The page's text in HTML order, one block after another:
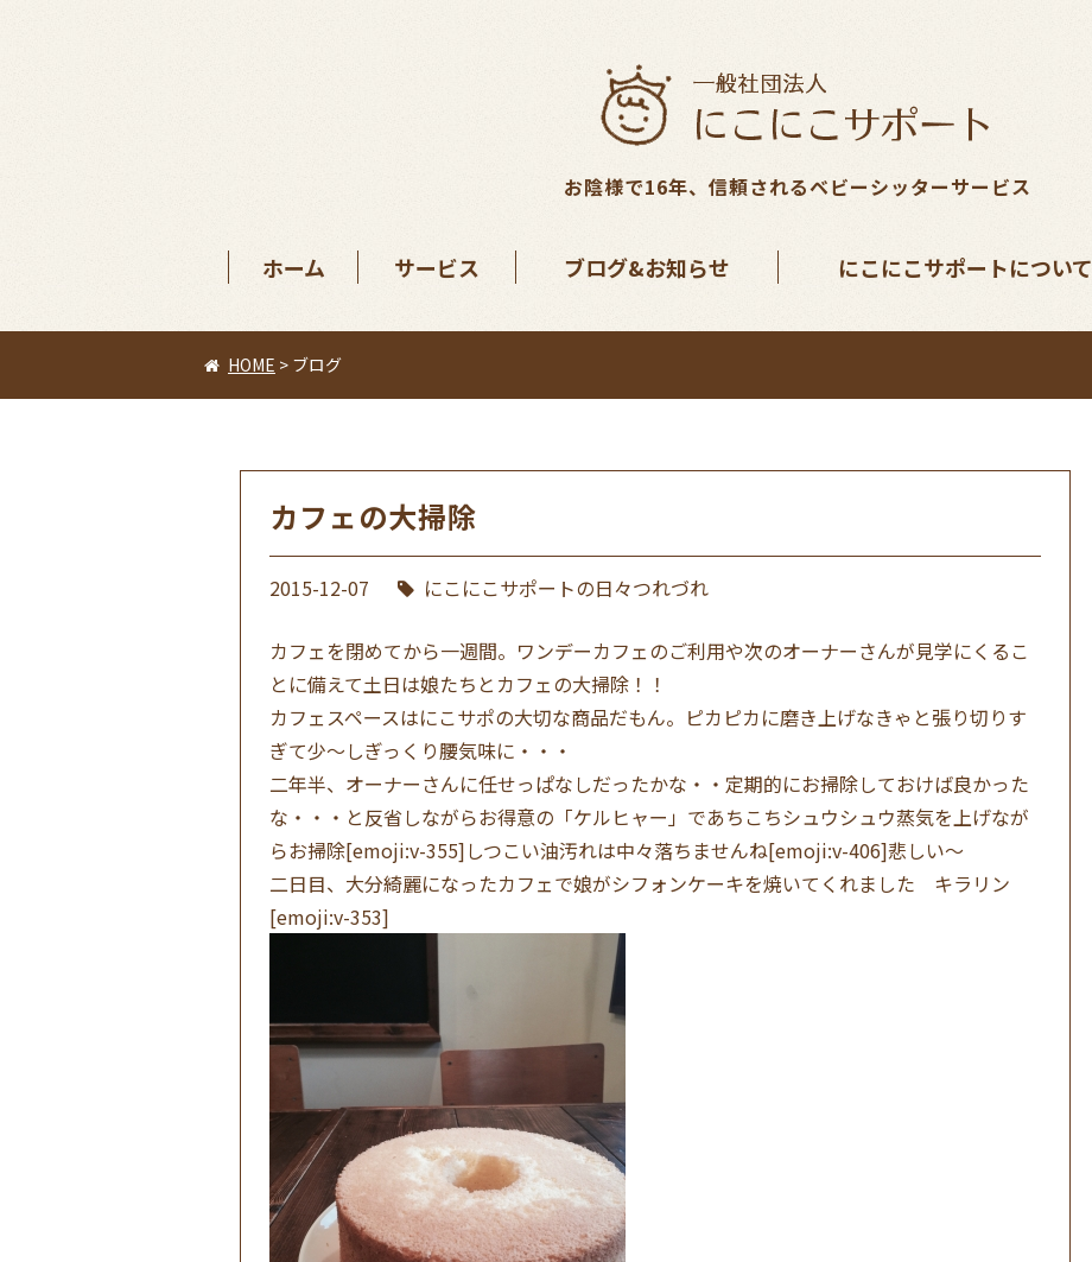
お陰様で16年、信頼されるベビーシッターサービス
ホーム サービス ブログ&お知らせ にこにこサポートについて
HOME > ブログ
カフェの大掃除
2015-12-07 にこにこサポートの日々つれづれ
カフェを閉めてから一週間。ワンデーカフェのご利用や次のオーナーさんが見学にくるこ
とに備えて土日は娘たちとカフェの大掃除！！
カフェスペースはにこサポの大切な商品だもん。ピカピカに磨き上げなきゃと張り切りす
ぎて少〜しぎっくり腰気味に・・・
二年半、オーナーさんに任せっぱなしだったかな・・定期的にお掃除しておけば良かった
な・・・と反省しながらお得意の「ケルヒャー」であちこちシュウシュウ蒸気を上げなが
らお掃除[emoji:v-355]しつこい油汚れは中々落ちませんね[emoji:v-406]悲しい〜
二日目、大分綺麗になったカフェで娘がシフォンケーキを焼いてくれました キラリン
[emoji:v-353]